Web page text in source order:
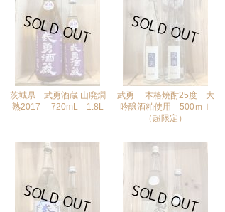
茨城県 武勇酒蔵 山廃燗
熟2017 720mL 1.8L
武勇 本格焼酎25度 大
吟醸酒粕使用 500ｍｌ
（超限定）